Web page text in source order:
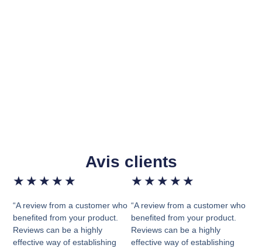
Avis clients
★ ★ ★ ★ ★
“A review from a customer who
benefited from your product.
Reviews can be a highly
effective way of establishing
★ ★ ★ ★ ★
“A review from a customer who
benefited from your product.
Reviews can be a highly
effective way of establishing